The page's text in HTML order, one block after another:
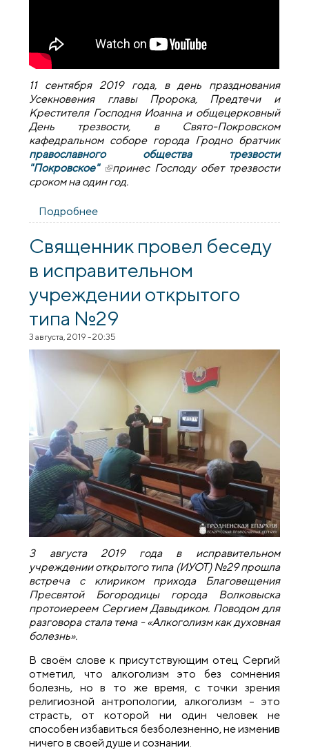
11 сентября 2019 года, в день празднования
Усекновения главы Пророка, Предтечи и
Крестителя Господня Иоанна и общецерковный
День трезвости, в Свято-Покровском
кафедральном соборе города Гродно братчик
православного общества трезвости
"Покровское" (внешняя ссылка)
принес Господу обет трезвости
сроком на один год.
Подробнее
православный День трезвости
Священник провел беседу
в исправительном
учреждении открытого
типа №29
3 августа, 2019 - 20:35
3 августа 2019 года в исправительном
учреждении открытого типа (ИУОТ) №29 прошла
встреча с клириком прихода Благовещения
Пресвятой Богородицы города Волковыска
протоиереем Сергием Давыдиком. Поводом для
разговора стала тема - «Алкоголизм как духовная
болезнь».
В своём слове к присутствующим отец Сергий
отметил, что алкоголизм это без сомнения
болезнь, но в то же время, с точки зрения
религиозной антропологии, алкоголизм – это
страсть, от которой ни один человек не
способен избавиться безболезненно, не изменив
ничего в своей душе и сознании.